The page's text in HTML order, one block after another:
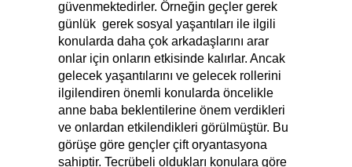
güvenmektedirler. Örneğin geçler gerek
günlük gerek sosyal yaşantıları ile ilgili
konularda daha çok arkadaşlarını arar
onlar için onların etkisinde kalırlar. Ancak
gelecek yaşantılarını ve gelecek rollerini
ilgilendiren önemli konularda öncelikle
anne baba beklentilerine önem verdikleri
ve onlardan etkilendikleri görülmüştür. Bu
görüşe göre gençler çift oryantasyona
sahiptir. Tecrübeli oldukları konulara göre